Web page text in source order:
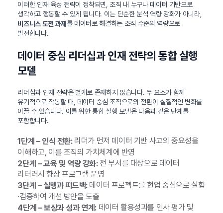
이러한 인재 육성 전략이 정착되면, 조직 내 누구나 데이터 기반으로
생각하고 행동할 수 있게 됩니다. 이는 단순한 분석 역량 강화가 아니라,
비즈니스 도전 과제 를 데이터로 해결하는 조직 수준의 역량으로
발전합니다.
데이터 중심 리더십과 인재 전략의 통합 실행
모델
리더십과 인재 전략은 별개로 존재하지 않습니다. 두 요소가 함께
유기적으로 작동할 때, 데이터 중심 조직으로의 전환이 실질적인 변화를
이끌 수 있습니다. 이를 위한 통합 실행 모델은 다음과 같은 단계를
포함합니다.
1단계 – 인식 전환:리더가 먼저 데이터 기반 사고의 중요성을
이해하고, 이를 조직의 가치체계에 반영
2단계 – 교육 및 역량 강화:전 부서를 대상으로 데이터
리터러시 향상 프로그램 운영
3단계 – 실행과 피드백:데이터 프로젝트를 현업 중심으로 실험
·검증하여 개선 방안을 도출
4단계 – 보상과 성과 연계:데이터 활용성과를 인사 평가 및